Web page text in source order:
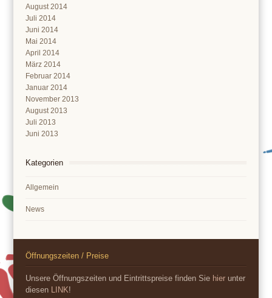
August 2014
Juli 2014
Juni 2014
Mai 2014
April 2014
März 2014
Februar 2014
Januar 2014
November 2013
August 2013
Juli 2013
Juni 2013
Kategorien
Allgemein
News
Öffnungszeiten / Preise
Unsere Öffnungszeiten und Eintrittspreise finden Sie hier unter
diesen LINK!